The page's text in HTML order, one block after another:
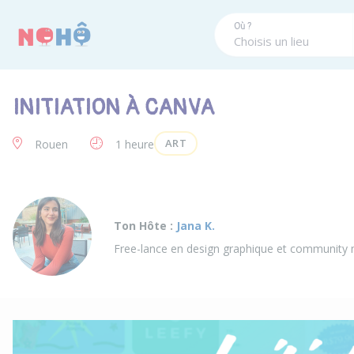
Où ?
INITIATION À CANVA
Rouen 1 heure ART
Ton Hôte : Jana K.
Free-lance en design graphique et